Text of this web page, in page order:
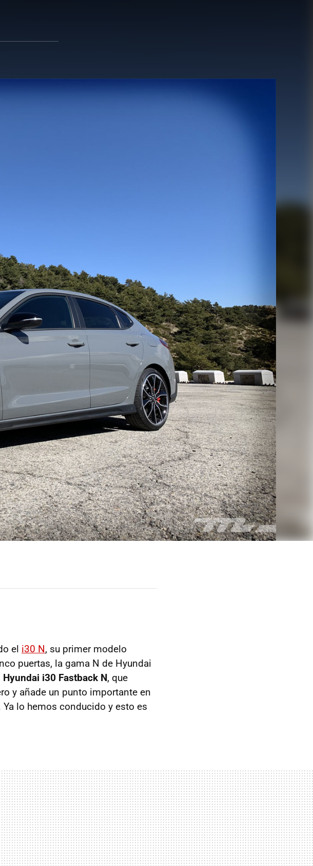
el i30 N, su primer modelo
puertas, la gama N de Hyundai
Hyundai i30 Fastback N, que
y añade un punto importante en
lo hemos conducido y esto es